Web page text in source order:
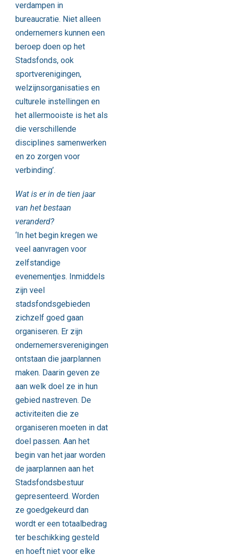
verdampen in
bureaucratie. Niet alleen
ondernemers kunnen een
beroep doen op het
Stadsfonds, ook
sportverenigingen,
welzijnsorganisaties en
culturele instellingen en
het allermooiste is het als
die verschillende
disciplines samenwerken
en zo zorgen voor
verbinding’.
Wat is er in de tien jaar
van het bestaan
veranderd?
‘In het begin kregen we
veel aanvragen voor
zelfstandige
evenementjes. Inmiddels
zijn veel
stadsfondsgebieden
zichzelf goed gaan
organiseren. Er zijn
ondernemersverenigingen
ontstaan die jaarplannen
maken. Daarin geven ze
aan welk doel ze in hun
gebied nastreven. De
activiteiten die ze
organiseren moeten in dat
doel passen. Aan het
begin van het jaar worden
de jaarplannen aan het
Stadsfondsbestuur
gepresenteerd. Worden
ze goedgekeurd dan
wordt er een totaalbedrag
ter beschikking gesteld
en hoeft niet voor elke